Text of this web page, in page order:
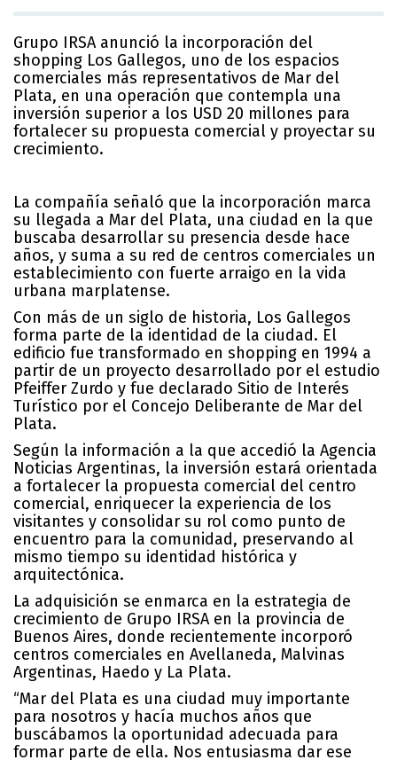
Grupo IRSA anunció la incorporación del
shopping Los Gallegos, uno de los espacios
comerciales más representativos de Mar del
Plata, en una operación que contempla una
inversión superior a los USD 20 millones para
fortalecer su propuesta comercial y proyectar su
crecimiento.
La compañía señaló que la incorporación marca
su llegada a Mar del Plata, una ciudad en la que
buscaba desarrollar su presencia desde hace
años, y suma a su red de centros comerciales un
establecimiento con fuerte arraigo en la vida
urbana marplatense.
Con más de un siglo de historia, Los Gallegos
forma parte de la identidad de la ciudad. El
edificio fue transformado en shopping en 1994 a
partir de un proyecto desarrollado por el estudio
Pfeiffer Zurdo y fue declarado Sitio de Interés
Turístico por el Concejo Deliberante de Mar del
Plata.
Según la información a la que accedió la Agencia
Noticias Argentinas, la inversión estará orientada
a fortalecer la propuesta comercial del centro
comercial, enriquecer la experiencia de los
visitantes y consolidar su rol como punto de
encuentro para la comunidad, preservando al
mismo tiempo su identidad histórica y
arquitectónica.
La adquisición se enmarca en la estrategia de
crecimiento de Grupo IRSA en la provincia de
Buenos Aires, donde recientemente incorporó
centros comerciales en Avellaneda, Malvinas
Argentinas, Haedo y La Plata.
“Mar del Plata es una ciudad muy importante
para nosotros y hacía muchos años que
buscábamos la oportunidad adecuada para
formar parte de ella. Nos entusiasma dar ese